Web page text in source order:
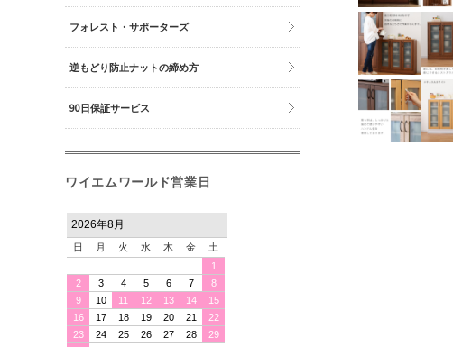
フォレスト・サポーターズ
逆もどり防止ナットの締め方
90日保証サービス
ワイエムワールド営業日